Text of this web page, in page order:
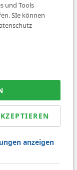
und Tools
SIe können
anzeigen